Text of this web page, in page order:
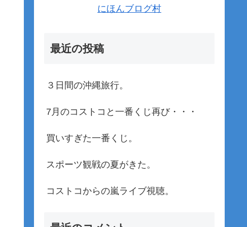
にほんブログ村
最近の投稿
３日間の沖縄旅行。
7月のコストコと一番くじ再び・・・
買いすぎた一番くじ。
スポーツ観戦の夏がきた。
コストコからの嵐ライブ視聴。